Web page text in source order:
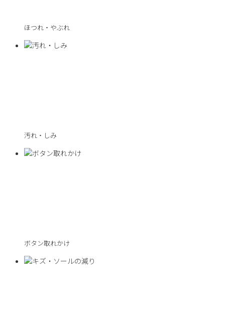
ほつれ・やぶれ
汚れ・しみ
ボタン取れかけ